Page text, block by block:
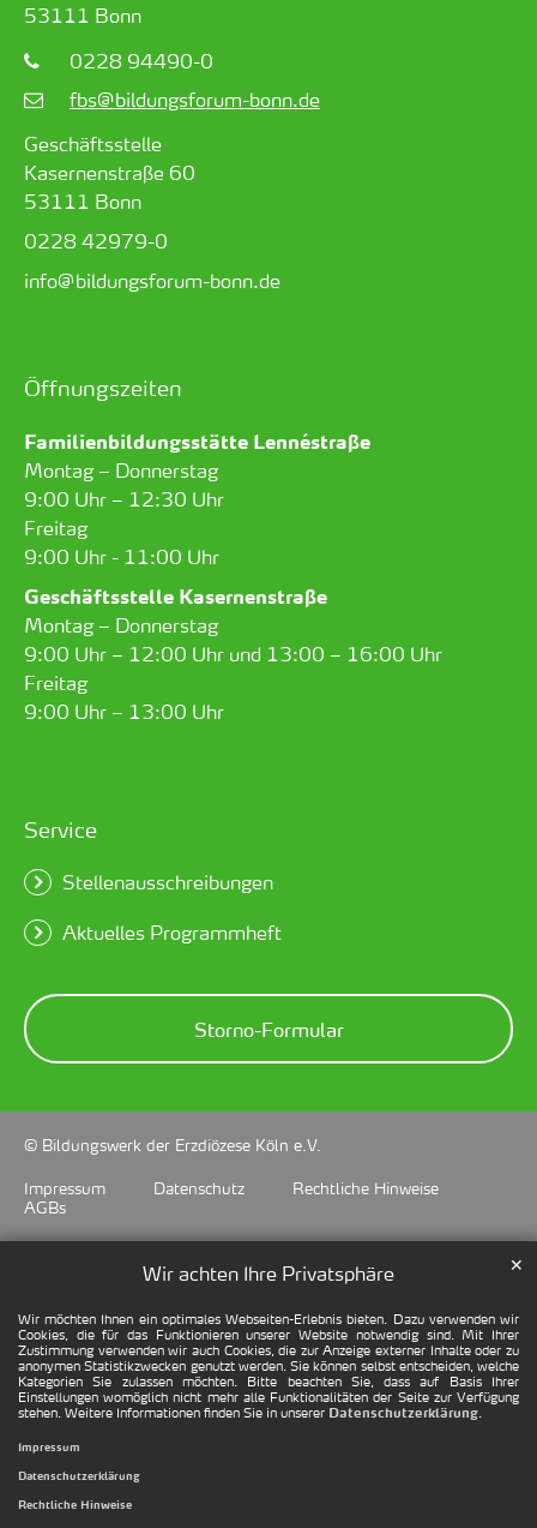
Wir achten Ihre Privatsphäre
Wir möchten Ihnen ein optimales Webseiten-Erlebnis bieten. Dazu verwenden wir
Cookies, die für das Funktionieren unserer Website notwendig sind. Mit Ihrer
Zustimmung verwenden wir auch Cookies, die zur Anzeige externer Inhalte oder zu
anonymen Statistikzwecken genutzt werden. Sie können selbst entscheiden, welche
Kategorien Sie zulassen möchten. Bitte beachten Sie, dass auf Basis Ihrer
Einstellungen womöglich nicht mehr alle Funktionalitäten der Seite zur Verfügung
stehen. Weitere Informationen finden Sie in unserer Datenschutzerklärung.
✕
Impressum
Datenschutzerklärung
Rechtliche Hinweise
53111 Bonn
0228 94490-0
fbs@bildungsforum-bonn.de
Geschäftsstelle
Kasernenstraße 60
53111 Bonn
0228 42979-0
info@bildungsforum-bonn.de
Öffnungszeiten
Familienbildungsstätte Lennéstraße
Montag – Donnerstag
9:00 Uhr – 12:30 Uhr
Freitag
9:00 Uhr - 11:00 Uhr
Geschäftsstelle Kasernenstraße
Montag – Donnerstag
9:00 Uhr – 12:00 Uhr und 13:00 – 16:00 Uhr
Freitag
9:00 Uhr – 13:00 Uhr
Service
Stellenausschreibungen
Aktuelles Programmheft
Storno-Formular
© Bildungswerk der Erzdiözese Köln e.V.
Impressum
Datenschutz
Rechtliche Hinweise
AGBs